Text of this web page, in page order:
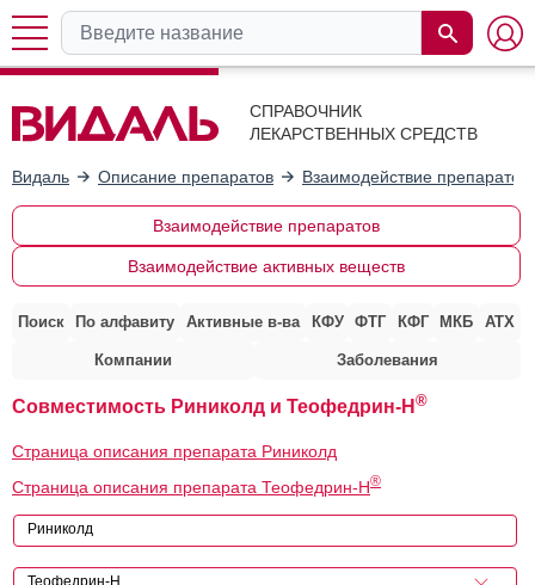
СПРАВОЧНИК
ЛЕКАРСТВЕННЫХ СРЕДСТВ
Видаль Описание препаратов Взаимодействие препаратов
Взаимодействие препаратов
Взаимодействие активных веществ
Поиск По алфавиту Активные в-ва КФУ ФТГ КФГ МКБ АТХ
Компании Заболевания
Совместимость Риниколд и Теофедрин-Н ®
Страница описания препарата Риниколд
Страница описания препарата Теофедрин-Н®